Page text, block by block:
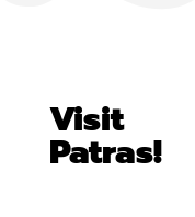
Visit
Patras!